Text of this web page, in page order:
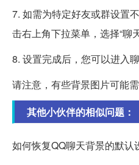
7. 如需为特定好友或群设置
击右上角下拉菜单，选择“聊
8. 设置完成后，您可以进入
请注意，有些背景图片可能
其他小伙伴的相似问题：
如何恢复QQ聊天背景的默认